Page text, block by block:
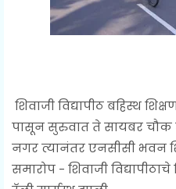
शिवाजी विद्यापीठ बहिस्थ
पासून सुरुवात ते सायबर चौक
नगर त्यानंतर एनसीसी भवन
समारोप - शिवाजी